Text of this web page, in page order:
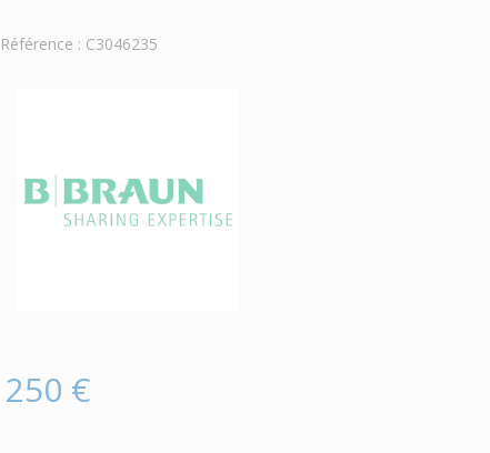
Référence : C3046235
250 €